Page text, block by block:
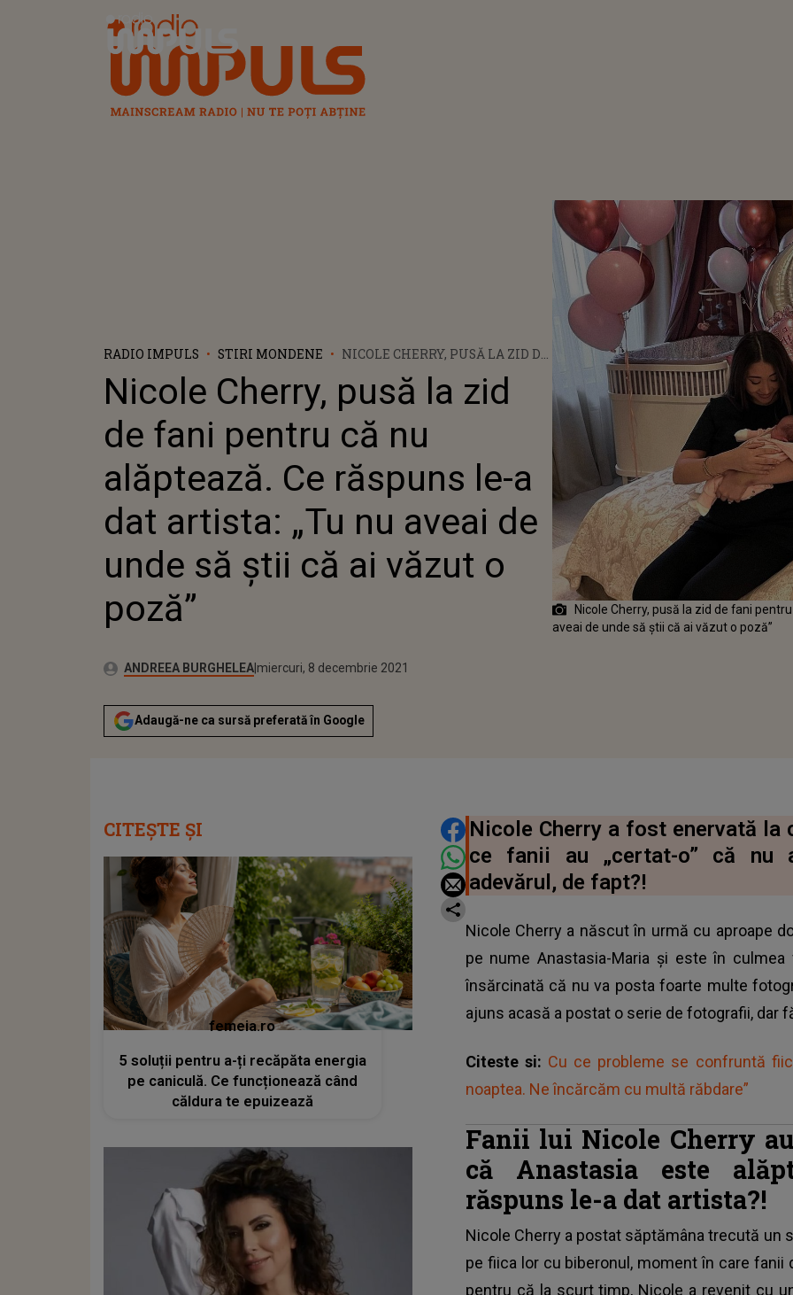
Radio Impuls
RADIO IMPULS STIRI MONDENE
NICOLE CHERRY, PUSĂ LA ZID DE
ALĂPTEAZĂ. CE RĂSPUNS LE-A
DAT ARTISTA: „TU NU AVEAI DE
UNDE SĂ ȘTII CĂ AI VĂZUT O
POZĂ”
Nicole Cherry, pusă la zid
de fani pentru că nu
alăptează. Ce răspuns le-a
dat artista: „Tu nu aveai de
unde să știi că ai văzut o
poză”
Autor:ANDREEA BURGHELEAPublicat:
luni, 6 decembrie 2021
Actualizat:
miercuri, 8 decembrie 2021
Adaugă-ne ca sursă preferată în Google
Nicole Cherry, pusă la zid de fani
aveai de unde să știi că ai văzut o poză”
DISTRIBUIE ARTICOLUL
Nicole Cherry a fost enervată la
ce fanii au „certat-o” că nu
adevărul, de fapt?!
Nicole Cherry a născut în urmă cu aproape
pe nume Anastasia-Maria și este în
însărcinată că nu va posta foarte multe
ajuns acasă a postat o serie de fotografii, dar
Citeste si: Cu ce probleme se confruntă
noaptea. Ne încărcăm cu multă răbdare”
Fanii lui Nicole Cherry
că Anastasia este
răspuns le-a dat artista?!
Nicole Cherry a postat săptămâna trecută un
pe fiica lor cu biberonul, moment în care
pentru că la scurt timp, Nicole a revenit cu
CITEȘTE ȘI
femeia.ro
5 soluții pentru a-ți recăpăta energia
pe caniculă. Ce funcționează când
căldura te epuizează